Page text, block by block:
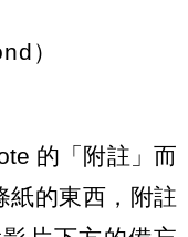
）
的「附註」而
紙的東西，附註